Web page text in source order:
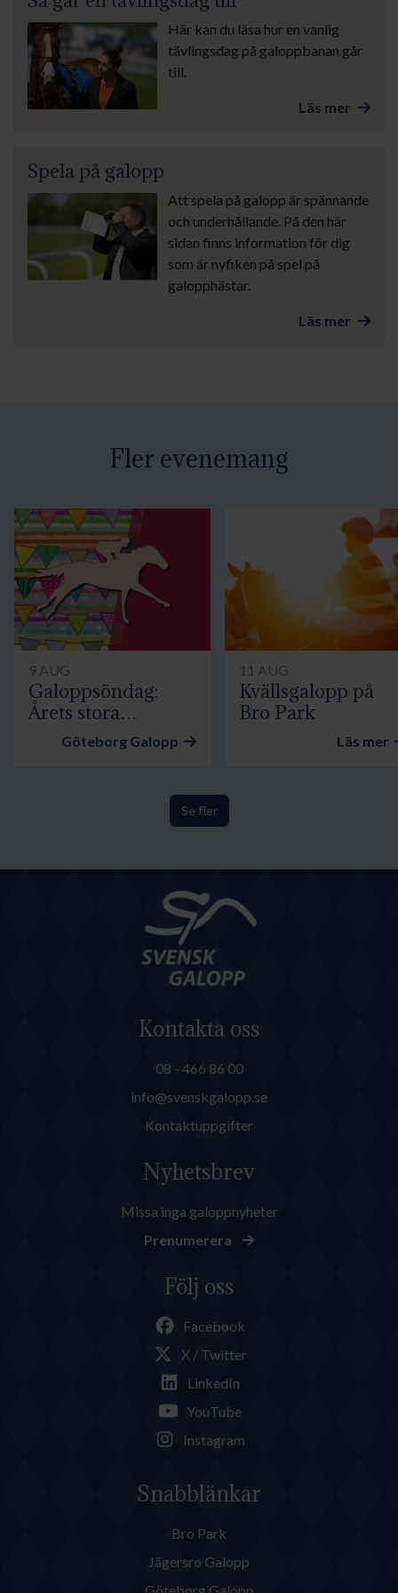
Här kan du läsa hur en vanlig
tävlingsdag på galoppbanan går
till.
Läs mer
Spela på galopp
Att spela på galopp är spännande
och underhållande. På den här
sidan finns information för dig
som är nyfiken på spel på
galopphästar.
Läs mer
Fler evenemang
9 AUG
Galoppsöndag:
Årets stora
familjedag
Göteborg Galopp
11 AUG
Kvällsgalopp på
Bro Park
Läs mer
Se fler
Kontakta oss
08 - 466 86 00
info@svenskgalopp.se
Kontaktuppgifter
Nyhetsbrev
Missa inga galoppnyheter
Prenumerera
Följ oss
Facebook
X / Twitter
LinkedIn
YouTube
Instagram
Snabblänkar
Bro Park
Jägersro Galopp